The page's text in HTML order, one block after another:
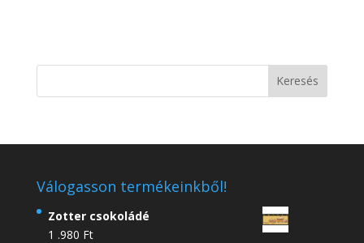
Válogasson termékeinkből!
Zotter csokoládé
1 .980 Ft